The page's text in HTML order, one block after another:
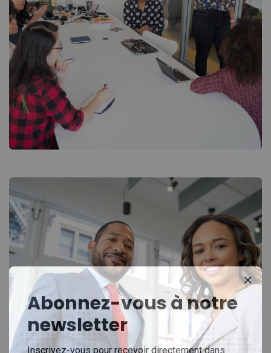
Chan Agency
Coaching
Abonnez-vous à notre
newsletter
Inscrivez-vous pour recevoir directement dans